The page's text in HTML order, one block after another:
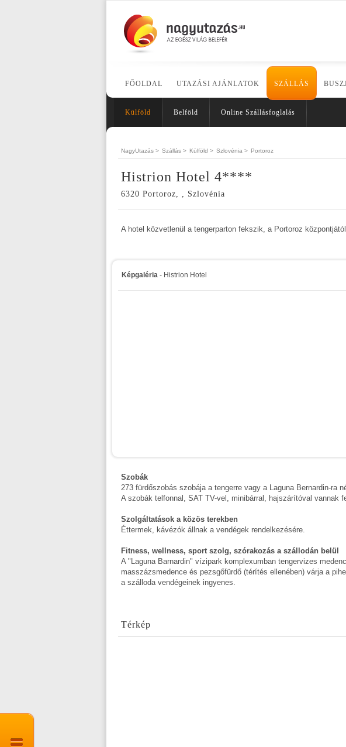
FŐOLDAL UTAZÁSI AJÁNLATOK SZÁLLÁS
Külföld Belföld Online Szállásfoglalás
NagyUtazás > Szállás > Külföld > Szlovénia > Portoroz
Histrion Hotel 4****
6320 Portoroz, , Szlovénia
A hotel közvetlenül a tengerparton fekszik, a Portoroz
Képgaléria - Histrion Hotel
Szobák
273 fürdőszobás szobája a tengerre vagy a Laguna Bernardin-ra
A szobák telfonnal, SAT TV-vel, minibárral, hajszárítóval vannak
Szolgáltatások a közös terekben
Éttermek, kávézók állnak a vendégek rendelkezésére.
Fitness, wellness, sport szolg, szórakozás a szállodán belül
A "Laguna Barnardin" vízipark komplexumban tengervizes
masszázsmedence és pezsgőfürdő (térítés ellenében) várja a
a szálloda vendégeinek ingyenes.
Térkép